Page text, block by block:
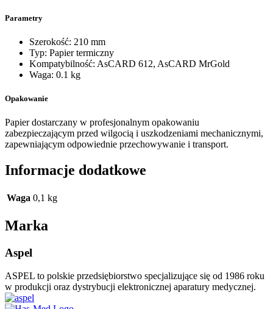
Parametry
Szerokość: 210 mm
Typ: Papier termiczny
Kompatybilność: AsCARD 612, AsCARD MrGold
Waga: 0.1 kg
Opakowanie
Papier dostarczany w profesjonalnym opakowaniu
zabezpieczającym przed wilgocią i uszkodzeniami mechanicznymi,
zapewniającym odpowiednie przechowywanie i transport.
Informacje dodatkowe
Waga 0,1 kg
Marka
Aspel
ASPEL to polskie przedsiębiorstwo specjalizujące się od 1986 roku
w produkcji oraz dystrybucji elektronicznej aparatury medycznej.